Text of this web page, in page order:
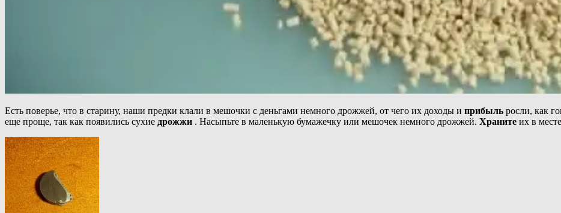
Есть поверье, что в старину, наши предки клали в мешочки с деньгами немного дрожжей, от чего их доходы и прибыль росли, как
еще проще, так как появились сухие дрожжи . Насыпьте в маленькую бумажечку или мешочек немного дрожжей. Храните их в